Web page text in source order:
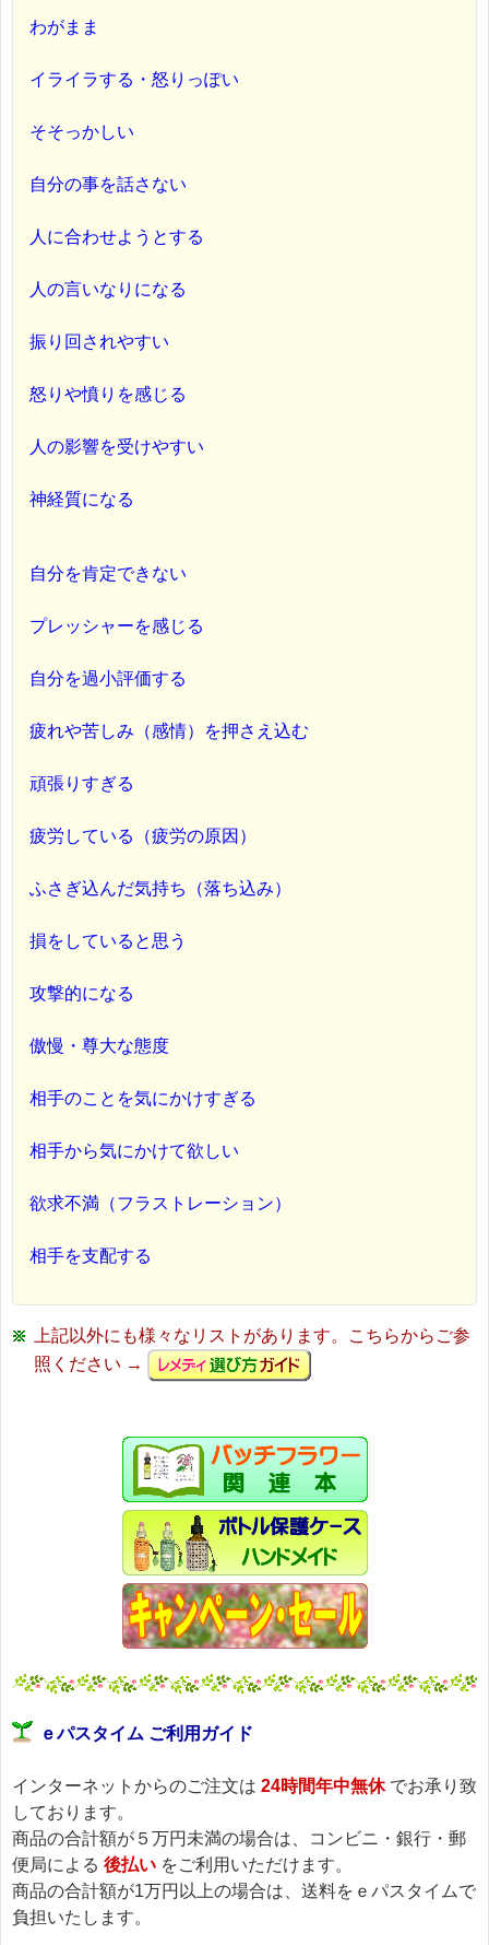
わがまま
イライラする・怒りっぽい
そそっかしい
自分の事を話さない
人に合わせようとする
人の言いなりになる
振り回されやすい
怒りや憤りを感じる
人の影響を受けやすい
神経質になる
自分を肯定できない
プレッシャーを感じる
自分を過小評価する
疲れや苦しみ（感情）を押さえ込む
頑張りすぎる
疲労している（疲労の原因）
ふさぎ込んだ気持ち（落ち込み）
損をしていると思う
攻撃的になる
傲慢・尊大な態度
相手のことを気にかけすぎる
相手から気にかけて欲しい
欲求不満（フラストレーション）
相手を支配する
上記以外にも様々なリストがあります。こちらからご参
照ください →
ｅパスタイム ご利用ガイド
インターネットからのご注文は 24時間年中無休でお承り致
しております。
商品の合計額が５万円未満の場合は、コンビニ・銀行・郵
便局による 後払い をご利用いただけます。
商品の合計額が1万円以上の場合は、送料をｅパスタイムで
負担いたします。